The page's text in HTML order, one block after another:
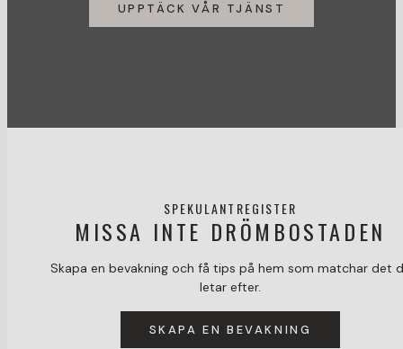
UPPTÄCK VÅR TJÄNST
SPEKULANTREGISTER
MISSA INTE DRÖMBOSTADEN
Skapa en bevakning och få tips på hem som matchar det
letar efter.
SKAPA EN BEVAKNING